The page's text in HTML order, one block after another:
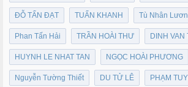
ĐỖ TẤN ĐẠT TUẤN KHANH Tù Nhân
Phan Tấn Hải TRẦN HOÀI THƯ DINH VAN
HUYNH LE NHAT TAN NGỌC HOÀI PHƯƠNG
Nguyễn Tường Thiết DU TỬ LÊ PHẠM